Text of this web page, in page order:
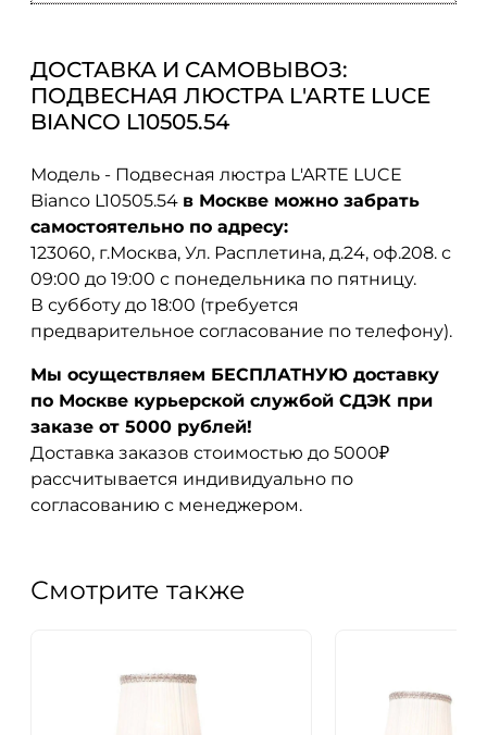
ДОСТАВКА И САМОВЫВОЗ:
ПОДВЕСНАЯ ЛЮСТРА L'ARTE LUCE
BIANCO L10505.54
Модель - Подвесная люстра L'ARTE LUCE
Bianco L10505.54 в Москве можно забрать
самостоятельно по адресу:
123060, г.Москва, Ул. Расплетина, д.24, оф.208. с
09:00 до 19:00 с понедельника по пятницу.
В субботу до 18:00 (требуется
предварительное согласование по телефону).
Мы осуществляем БЕСПЛАТНУЮ доставку
по Москве курьерской службой СДЭК при
заказе от 5000 рублей!
Доставка заказов стоимостью до 5000₽
рассчитывается индивидуально по
согласованию с менеджером.
Смотрите также